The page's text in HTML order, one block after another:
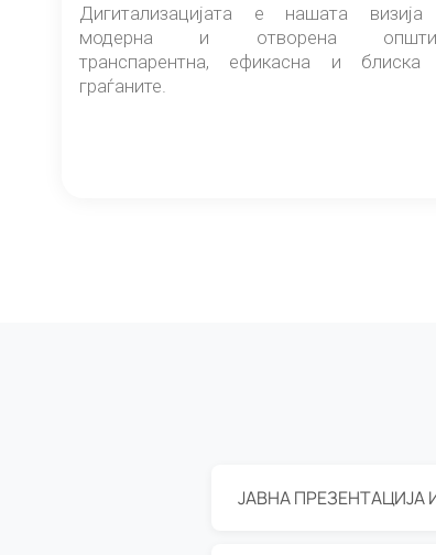
Дигитализацијата е нашата
модерна и отворена
транспарентна, ефикасна и блиска
граѓаните.